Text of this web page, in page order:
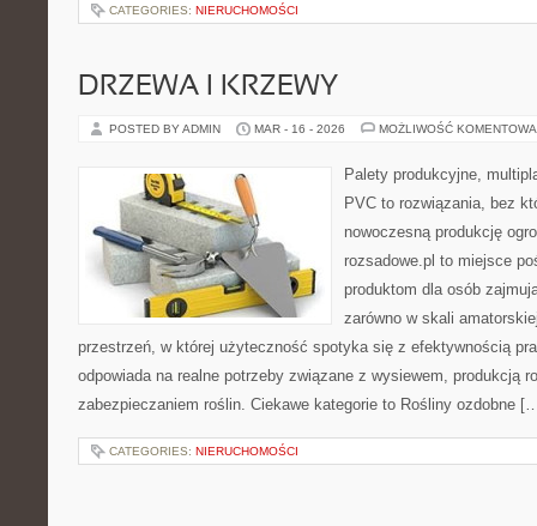
CATEGORIES: NIERUCHOMOŚCI
DRZEWA I KRZEWY
POSTED BY ADMIN MAR - 16 - 2026 MOŻLIWOŚĆ
Palety produkcyjne,
PVC to rozwiązania, bez
nowoczesną produkcję
rozsadowe.pl to miejsce
produktom dla osób
zarówno w skali
przestrzeń, w której użyteczność spotyka się z efektywnością
odpowiada na realne potrzeby związane z wysiewem, produkcją
zabezpieczaniem roślin. Ciekawe kategorie to Rośliny ozdobne
CATEGORIES: NIERUCHOMOŚCI